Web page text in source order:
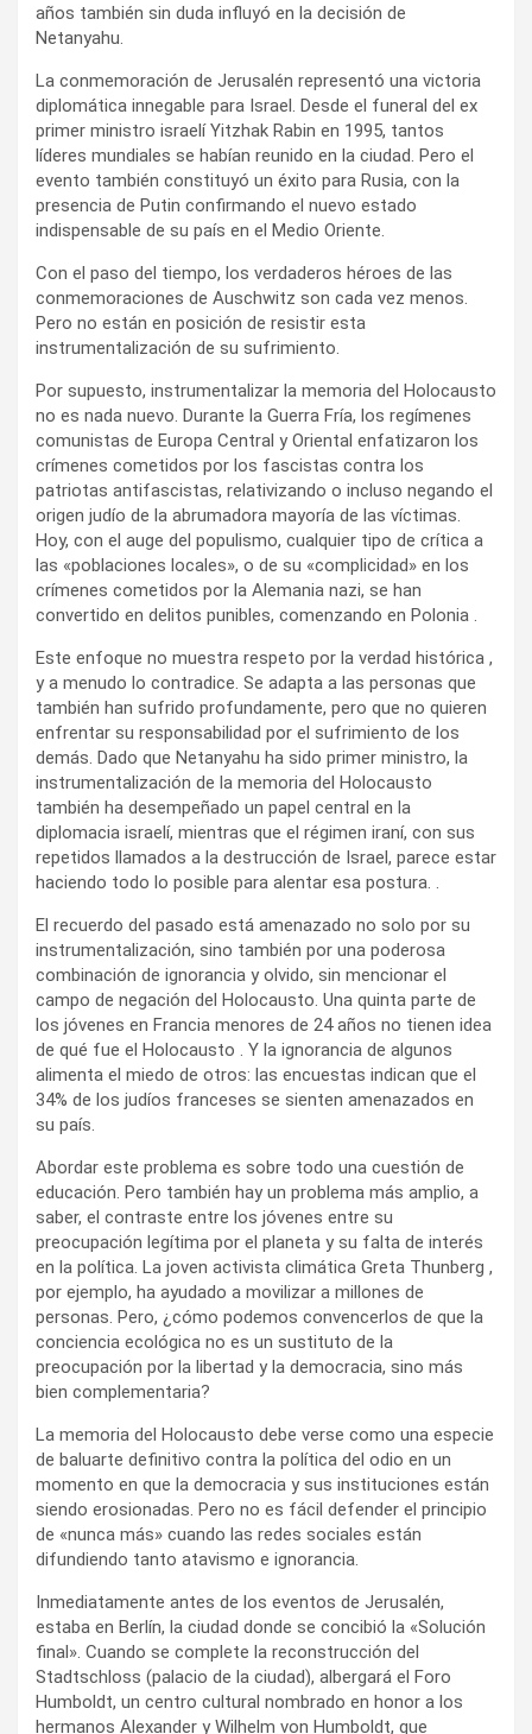
años también sin duda influyó en la decisión de
Netanyahu.
La conmemoración de Jerusalén representó una victoria
diplomática innegable para Israel. Desde el funeral del ex
primer ministro israelí Yitzhak Rabin en 1995, tantos
líderes mundiales se habían reunido en la ciudad. Pero el
evento también constituyó un éxito para Rusia, con la
presencia de Putin confirmando el nuevo estado
indispensable de su país en el Medio Oriente.
Con el paso del tiempo, los verdaderos héroes de las
conmemoraciones de Auschwitz son cada vez menos.
Pero no están en posición de resistir esta
instrumentalización de su sufrimiento.
Por supuesto, instrumentalizar la memoria del Holocausto
no es nada nuevo. Durante la Guerra Fría, los regímenes
comunistas de Europa Central y Oriental enfatizaron los
crímenes cometidos por los fascistas contra los
patriotas antifascistas, relativizando o incluso negando el
origen judío de la abrumadora mayoría de las víctimas.
Hoy, con el auge del populismo, cualquier tipo de crítica a
las «poblaciones locales», o de su «complicidad» en los
crímenes cometidos por la Alemania nazi, se han
convertido en delitos punibles, comenzando en Polonia .
Este enfoque no muestra respeto por la verdad histórica ,
y a menudo lo contradice. Se adapta a las personas que
también han sufrido profundamente, pero que no quieren
enfrentar su responsabilidad por el sufrimiento de los
demás. Dado que Netanyahu ha sido primer ministro, la
instrumentalización de la memoria del Holocausto
también ha desempeñado un papel central en la
diplomacia israelí, mientras que el régimen iraní, con sus
repetidos llamados a la destrucción de Israel, parece estar
haciendo todo lo posible para alentar esa postura. .
El recuerdo del pasado está amenazado no solo por su
instrumentalización, sino también por una poderosa
combinación de ignorancia y olvido, sin mencionar el
campo de negación del Holocausto. Una quinta parte de
los jóvenes en Francia menores de 24 años no tienen idea
de qué fue el Holocausto . Y la ignorancia de algunos
alimenta el miedo de otros: las encuestas indican que el
34% de los judíos franceses se sienten amenazados en
su país.
Abordar este problema es sobre todo una cuestión de
educación. Pero también hay un problema más amplio, a
saber, el contraste entre los jóvenes entre su
preocupación legítima por el planeta y su falta de interés
en la política. La joven activista climática Greta Thunberg ,
por ejemplo, ha ayudado a movilizar a millones de
personas. Pero, ¿cómo podemos convencerlos de que la
conciencia ecológica no es un sustituto de la
preocupación por la libertad y la democracia, sino más
bien complementaria?
La memoria del Holocausto debe verse como una especie
de baluarte definitivo contra la política del odio en un
momento en que la democracia y sus instituciones están
siendo erosionadas. Pero no es fácil defender el principio
de «nunca más» cuando las redes sociales están
difundiendo tanto atavismo e ignorancia.
Inmediatamente antes de los eventos de Jerusalén,
estaba en Berlín, la ciudad donde se concibió la «Solución
final». Cuando se complete la reconstrucción del
Stadtschloss (palacio de la ciudad), albergará el Foro
Humboldt, un centro cultural nombrado en honor a los
hermanos Alexander y Wilhelm von Humboldt, que